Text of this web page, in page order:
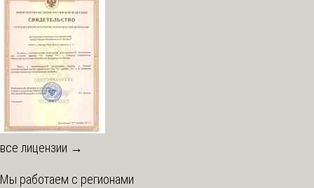
все лицензии →
Мы работаем с регионами